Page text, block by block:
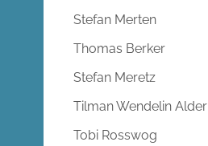
Stefan Merten
Thomas Berker
Stefan Meretz
Tilman Wendelin Alder
Tobi Rosswog